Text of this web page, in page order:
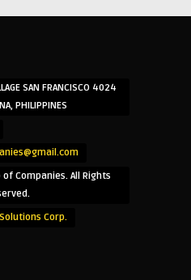
SAN FRANCISCO 4024
PHILIPPINES
Companies. All Rights
Corp.